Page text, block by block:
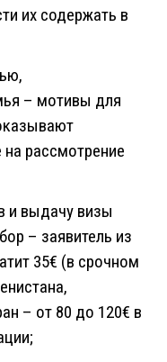
их содержать в
– мотивы для
рассмотрение
и выдачу визы
– заявитель из
35€ (в срочном
– от 80 до 120€ в